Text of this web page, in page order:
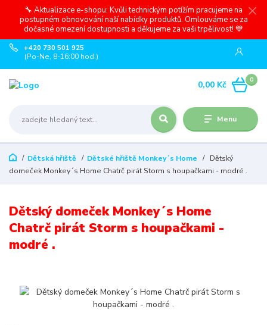
🔧 Aktualizace e-shopu: Kvůli technickým potížím pracujeme na
postupném obnovování naší nabídky produktů. Omlouváme se za
dočasné omezení dostupnosti a děkujeme za vaši trpělivost! 💙
Menu
+420 730 501 925
(Po-Ne, 8-16:00 hod.)
0
0,00 Kč
Dětská hřiště Dětské hřiště Monkey´s Home
Dětský
domeček Monkey´s Home Chatrč pirát Storm s houpačkami - modré .
Dětský domeček Monkey´s Home
Chatrč pirát Storm s houpačkami -
modré .